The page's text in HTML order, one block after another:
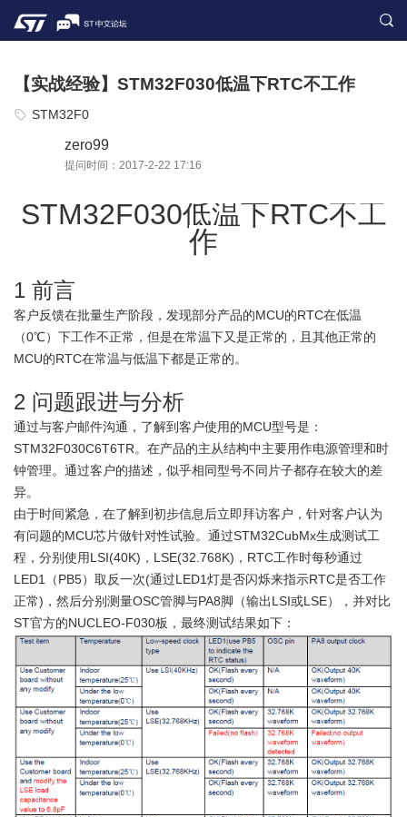
【实战经验】STM32F030低温下RTC不工作
STM32F0
zero99
提问时间：2017-2-22 17:16
STM32F030低温下RTC不工
作
1 前言
客户反馈在批量生产阶段，发现部分产品的MCU的RTC在低温
（0℃）下工作不正常，但是在常温下又是正常的，且其他正常的
MCU的RTC在常温与低温下都是正常的。
2 问题跟进与分析
通过与客户邮件沟通，了解到客户使用的MCU型号是：
STM32F030C6T6TR。在产品的主从结构中主要用作电源管理和时
钟管理。通过客户的描述，似乎相同型号不同片子都存在较大的差
异。
由于时间紧急，在了解到初步信息后立即拜访客户，针对客户认为
有问题的MCU芯片做针对性试验。通过STM32CubMx生成测试工
程，分别使用LSI(40K)，LSE(32.768K)，RTC工作时每秒通过
LED1（PB5）取反一次(通过LED1灯是否闪烁来指示RTC是否工作
正常)，然后分别测量OSC管脚与PA8脚（输出LSI或LSE），并对比
ST官方的NUCLEO-F030板，最终测试结果如下：